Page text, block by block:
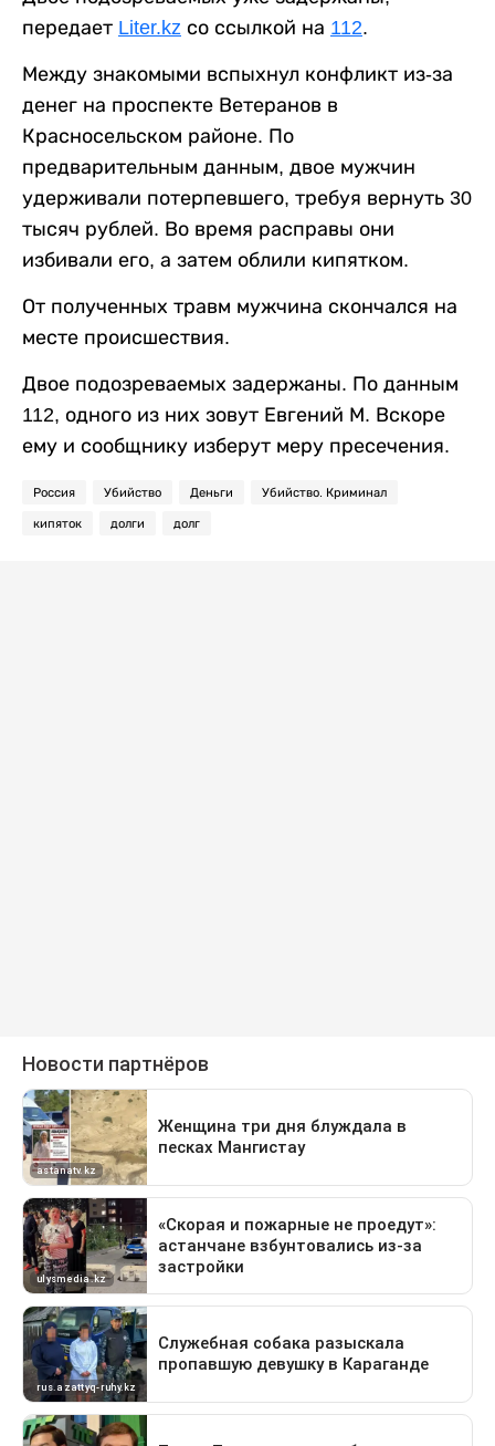
передает Liter.kz со ссылкой на 112.
Между знакомыми вспыхнул конфликт из-за
денег на проспекте Ветеранов в
Красносельском районе. По
предварительным данным, двое мужчин
удерживали потерпевшего, требуя вернуть 30
тысяч рублей. Во время расправы они
избивали его, а затем облили кипятком.
От полученных травм мужчина скончался на
месте происшествия.
Двое подозреваемых задержаны. По данным
112, одного из них зовут Евгений М. Вскоре
ему и сообщнику изберут меру пресечения.
Россия Убийство Деньги Убийство. Криминал
кипяток долги долг